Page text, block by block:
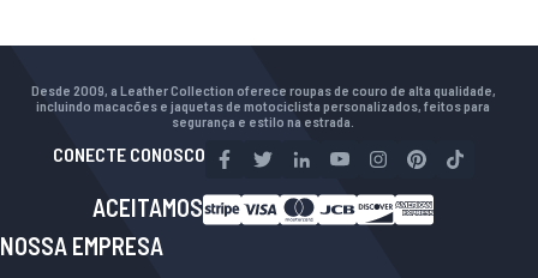
Desde 2009, a Leather Collection oferece roupas de couro de alta qualidade,
incluindo macacões e jaquetas de motociclista personalizados, feitos para
segurança e estilo na estrada.
CONECTE CONOSCO
ACEITAMOS
NOSSA EMPRESA